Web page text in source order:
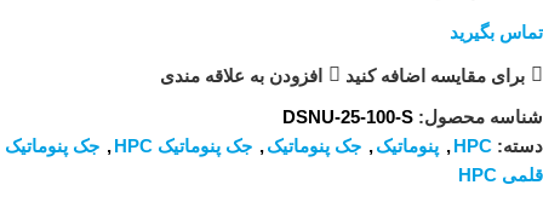
تماس بگیرید
برای مقایسه اضافه کنید افزودن به علاقه مندی
شناسه محصول: DSNU-25-100-S
دسته: HPC
, پنوماتیک, جک پنوماتیک, جک پنوماتیک HPC , جک پنوماتیک
قلمی HPC